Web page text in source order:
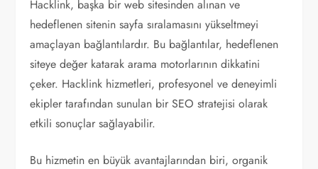
Hacklink, başka bir web sitesinden alınan ve
hedeflenen sitenin sayfa sıralamasını yükseltmeyi
amaçlayan bağlantılardır. Bu bağlantılar, hedeflenen
siteye değer katarak arama motorlarının dikkatini
çeker. Hacklink hizmetleri, profesyonel ve deneyimli
ekipler tarafından sunulan bir SEO stratejisi olarak
etkili sonuçlar sağlayabilir.
Bu hizmetin en büyük avantajlarından biri, organik